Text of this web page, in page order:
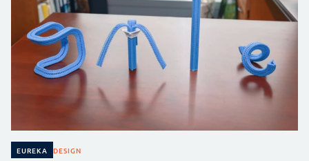
EUREKA DESIGN